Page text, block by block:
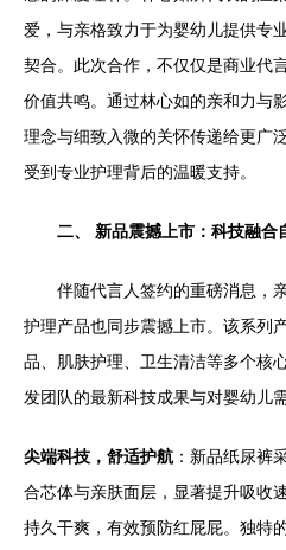
爱，与亲格致力于为婴幼儿提供专
契合。此次合作，不仅仅是商业代
价值共鸣。通过林心如的亲和力与
理念与细致入微的关怀传递给更广
受到专业护理背后的温暖支持。
二、 新品震撼上市：科技融合
伴随代言人签约的重磅消息，
护理产品也同步震撼上市。该系列
品、肌肤护理、卫生清洁等多个核
发团队的最新科技成果与对婴幼儿
尖端科技，舒适护航 ：新品纸尿裤
合芯体与亲肤面层，显著提升吸收
持久干爽，有效预防红屁屁。独特